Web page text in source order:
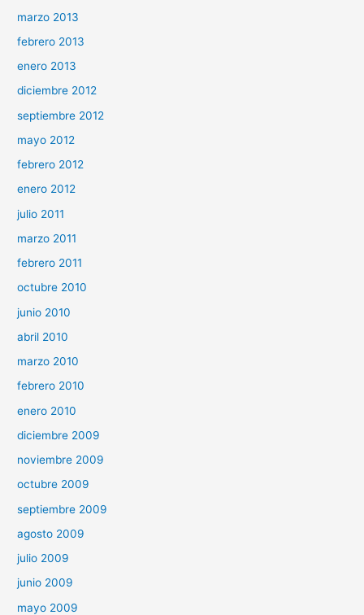
marzo 2013
febrero 2013
enero 2013
diciembre 2012
septiembre 2012
mayo 2012
febrero 2012
enero 2012
julio 2011
marzo 2011
febrero 2011
octubre 2010
junio 2010
abril 2010
marzo 2010
febrero 2010
enero 2010
diciembre 2009
noviembre 2009
octubre 2009
septiembre 2009
agosto 2009
julio 2009
junio 2009
mayo 2009